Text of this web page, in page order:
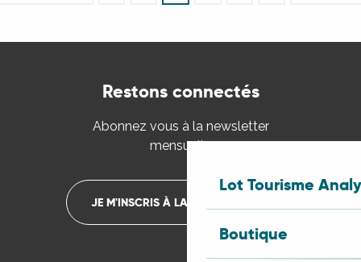
Lot Tourisme
Boutique
Restons connectés
Abonnez vous à la newsletter
mensuelle
JE M'INSCRIS À LA NEWSLETTER